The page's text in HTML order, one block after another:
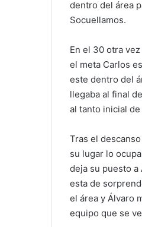
dentro del área
Socuellamos.
En el 30 otra
el meta Carlos
este dentro del
llegaba al final
al tanto inicial de
Tras el
su lugar lo
deja su puesto
esta de
el área y Álvaro
equipo que se